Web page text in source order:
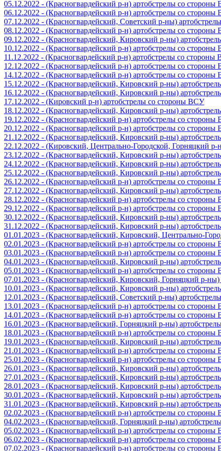
05.12.2022 - (Красногвардейский р-н) артобстрелы со
06.12.2022 - (Красногвардейский р-н) артобстрелы со
07.12.2022 - (Красногвардейский, Советский р-ны)
08.12.2022 - (Красногвардейский р-н) артобстрелы со
09.12.2022 - (Красногвардейский, Кировский р-ны)
10.12.2022 - (Красногвардейский р-н) артобстрелы со
11.12.2022 - (Красногвардейский р-н) артобстрелы со стороны
12.12.2022 - (Красногвардейский р-н) артобстрелы со
14.12.2022 - (Красногвардейский р-н) артобстрелы со
15.12.2022 - (Красногвардейский, Кировский р-ны)
16.12.2022 - (Красногвардейский, Кировский р-ны)
17.12.2022 - (Кировский р-н) артобстрелы со стороны ВСУ
18.12.2022 - (Красногвардейский, Кировский р-ны)
19.12.2022 - (Красногвардейский р-н) артобстрелы со
20.12.2022 - (Красногвардейский р-н) артобстрелы со
21.12.2022 - (Красногвардейский, Кировский р-ны)
22.12.2022 - (Кировский, Центрально-Городской, Горняцкий
23.12.2022 - (Красногвардейский, Кировский р-ны)
24.12.2022 - (Красногвардейский, Кировский р-ны)
25.12.2022 - (Красногвардейский, Кировский р-ны)
26.12.2022 - (Красногвардейский р-н) артобстрелы со
27.12.2022 - (Красногвардейский, Кировский р-ны)
28.12.2022 - (Красногвардейский р-н) артобстрелы со
29.12.2022 - (Красногвардейский р-н) артобстрелы со
30.12.2022 - (Красногвардейский, Кировский р-ны)
31.12.2022 - (Красногвардейский, Кировский р-ны)
01.01.2023 - (Красногвардейский, Кировский, Центрально-
02.01.2023 - (Красногвардейский р-н) артобстрелы со
03.01.2023 - (Красногвардейский р-н) артобстрелы со
04.01.2023 - (Красногвардейский, Кировский р-ны)
05.01.2023 - (Красногвардейский р-н) артобстрелы со
07.01.2023 - (Красногвардейский, Кировский, Горняцкий р-
10.01.2023 - (Красногвардейский, Кировский р-ны)
12.01.2023 - (Красногвардейский, Советский р-ны)
13.01.2023 - (Красногвардейский р-н) артобстрелы со
14.01.2023 - (Красногвардейский р-н) артобстрелы со
16.01.2023 - (Красногвардейский, Горняцкий р-ны)
18.01.2023 - (Красногвардейский р-н) артобстрелы со
19.01.2023 - (Красногвардейский, Кировский р-ны)
21.01.2023 - (Красногвардейский р-н) артобстрелы со
25.01.2023 - (Красногвардейский р-н) артобстрелы со
26.01.2023 - (Красногвардейский, Кировский р-ны)
27.01.2023 - (Красногвардейский, Кировский р-ны)
28.01.2023 - (Красногвардейский, Кировский р-ны)
30.01.2023 - (Красногвардейский, Кировский р-ны)
31.01.2023 - (Красногвардейский, Кировский р-ны)
02.02.2023 - (Красногвардейский р-н) артобстрелы со
04.02.2023 - (Красногвардейский, Горняцкий р-ны)
05.02.2023 - (Красногвардейский р-н) артобстрелы со
06.02.2023 - (Красногвардейский р-н) артобстрелы со
07.02.2023 - (Красногвардейский р-н) артобстрелы со